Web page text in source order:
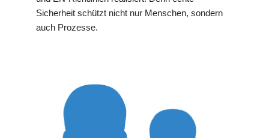
Sicherheit schützt nicht nur Menschen, sondern
auch Prozesse.